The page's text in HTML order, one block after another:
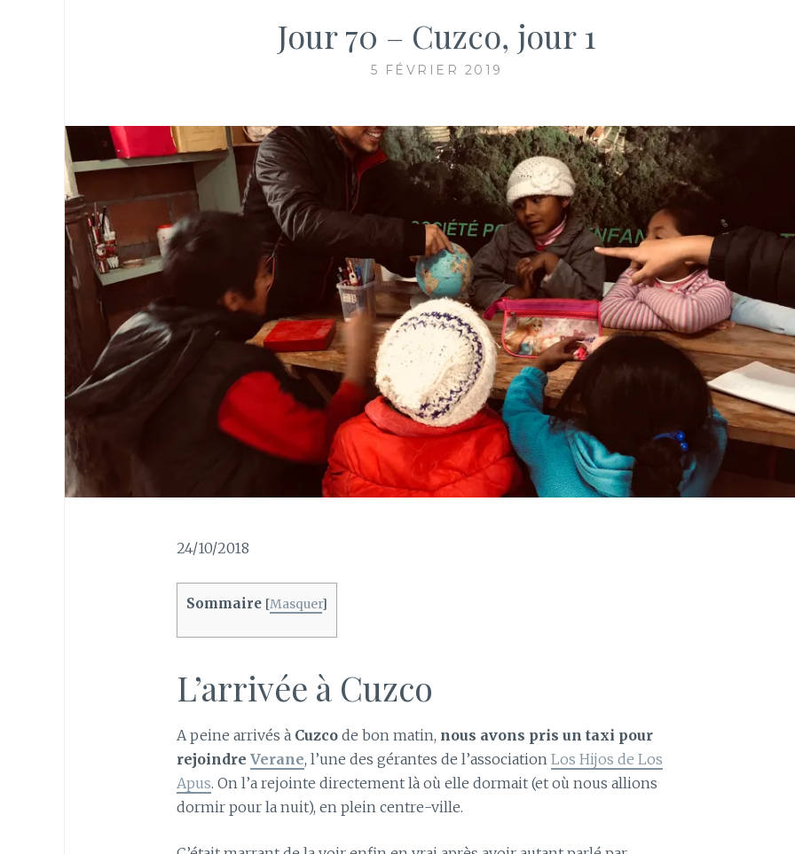
Jour 70 – Cuzco, jour 1
5 FÉVRIER 2019
24/10/2018
Sommaire [Masquer]
L’arrivée à Cuzco
A peine arrivés à Cuzco de bon matin, nous avons pris un taxi pour
rejoindre Verane, l’une des gérantes de l’association Los Hijos de Los
Apus. On l’a rejointe directement là où elle dormait (et où nous allions
dormir pour la nuit), en plein centre-ville.